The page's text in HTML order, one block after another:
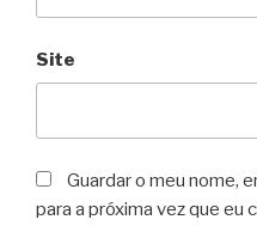
Site
Guardar o meu nome,
para a próxima vez que eu